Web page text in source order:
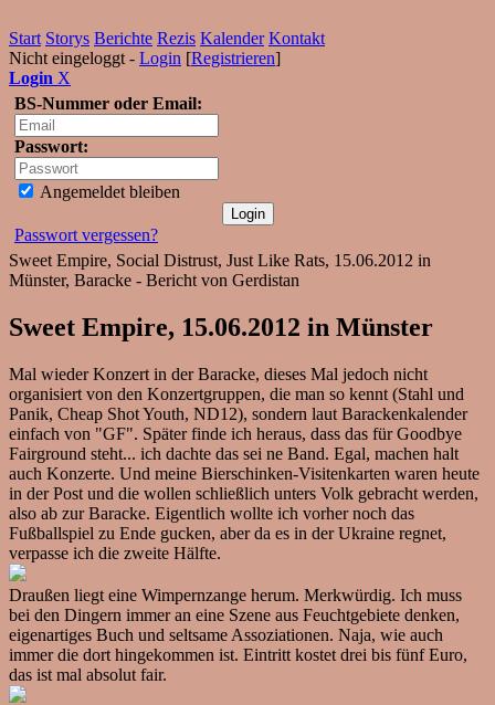
Start Storys Berichte Rezis Kalender Kontakt
Nicht eingeloggt - Login [Registrieren]
Login X
BS-Nummer oder Email:
Passwort:
Angemeldet bleiben
Passwort vergessen?
Sweet Empire, Social Distrust, Just Like Rats, 15.06.2012 in
Münster, Baracke - Bericht von Gerdistan
Sweet Empire, 15.06.2012 in Münster
Mal wieder Konzert in der Baracke, dieses Mal jedoch nicht
organisiert von den Konzertgruppen, die man so kennt (Stahl und
Panik, Cheap Shot Youth, ND12), sondern laut Barackenkalender
einfach von "GF". Später finde ich heraus, dass das für Goodbye
Fairground steht... ich dachte das sei ne Band. Egal, machen halt
auch Konzerte. Und meine Bierschinken-Visitenkarten waren heute
in der Post und die wollen schließlich unters Volk gebracht werden,
also ab zur Baracke. Eigentlich wollte ich vorher noch das
Fußballspiel zu Ende gucken, aber da es in der Ukraine regnet,
verpasse ich die zweite Hälfte.
Draußen liegt eine Wimpernzange herum. Merkwürdig. Ich muss
bei den Dingern immer an eine Szene aus Feuchtgebiete denken,
eigenartiges Buch und seltsame Assoziationen. Naja, wie auch
immer die dort hingekommen ist. Eintritt kostet drei bis fünf Euro,
das ist mal absolut fair.